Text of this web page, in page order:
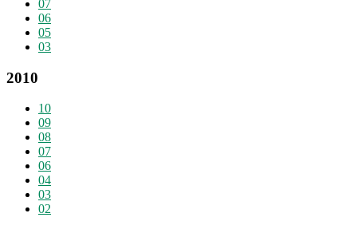
07
06
05
03
2010
10
09
08
07
06
04
03
02